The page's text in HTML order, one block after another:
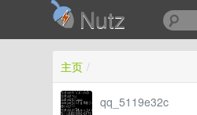
Nutz
主页 /
qq_5119e32c